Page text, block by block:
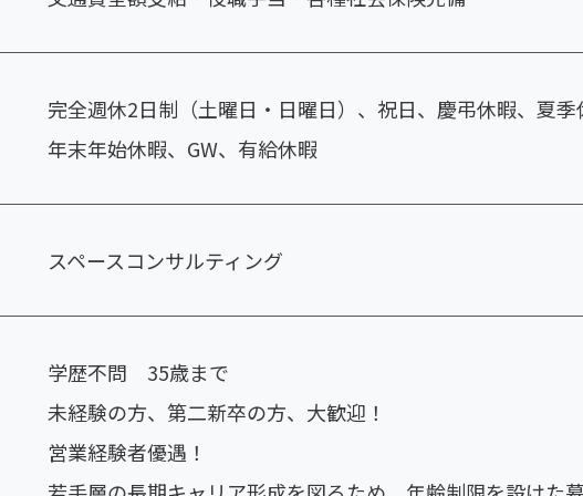
完全週休2日制（土曜日・日曜日）、祝日、慶弔休暇、夏季
年末年始休暇、GW、有給休暇
スペースコンサルティング
学歴不問 35歳まで
未経験の方、第二新卒の方、大歓迎！
営業経験者優遇！